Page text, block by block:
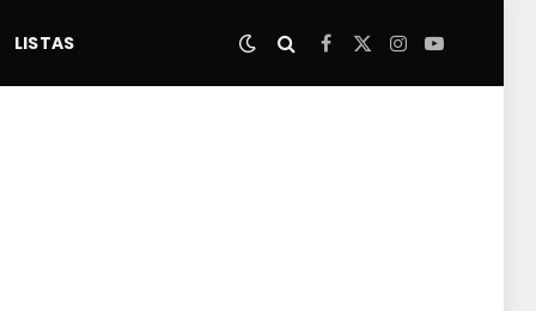
LISTAS Facebook
X
Instagram
YouTube